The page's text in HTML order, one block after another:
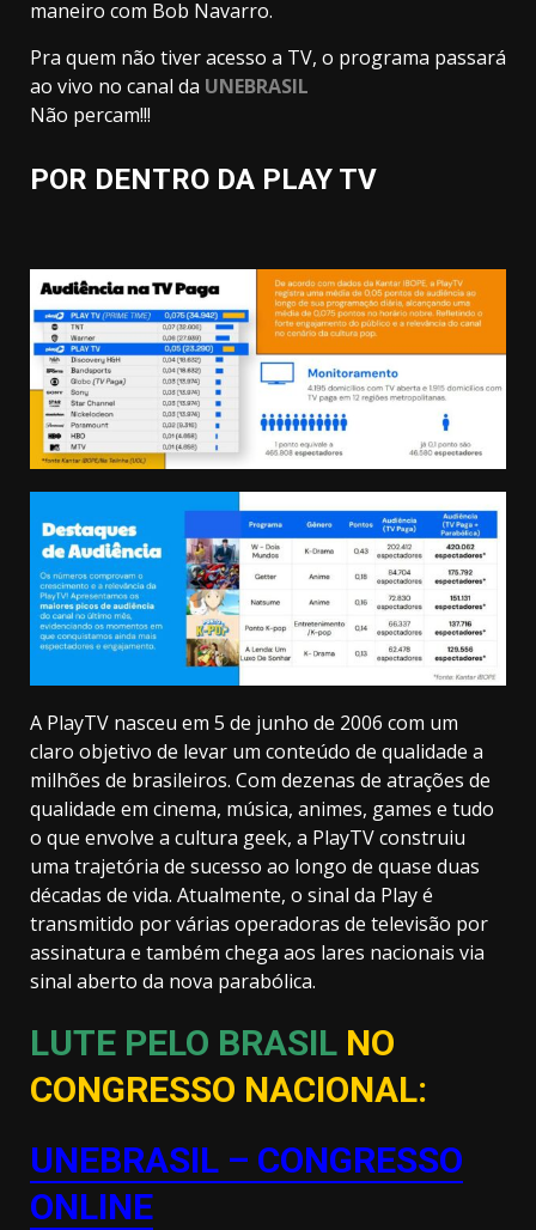
maneiro com Bob Navarro.
Pra quem não tiver acesso a TV, o programa passará
ao vivo no canal da UNEBRASIL
Não percam!!!
POR DENTRO DA PLAY TV
A PlayTV nasceu em 5 de junho de 2006 com um
claro objetivo de levar um conteúdo de qualidade a
milhões de brasileiros. Com dezenas de atrações de
qualidade em cinema, música, animes, games e tudo
o que envolve a cultura geek, a PlayTV construiu
uma trajetória de sucesso ao longo de quase duas
décadas de vida. Atualmente, o sinal da Play é
transmitido por várias operadoras de televisão por
assinatura e também chega aos lares nacionais via
sinal aberto da nova parabólica.
LUTE PELO BRASIL NO
CONGRESSO NACIONAL:
UNEBRASIL – CONGRESSO
ONLINE